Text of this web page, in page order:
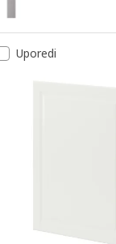
BODBYN,
BODBYN,
BODBYN,
BODBYN,
Uporedi